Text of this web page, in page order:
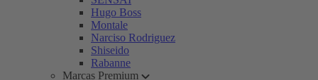
Hugo Boss
Montale
Narciso Rodriguez
Shiseido
Rabanne
Marcas Premium